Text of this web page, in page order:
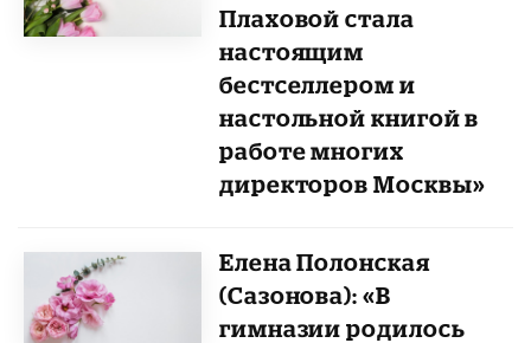
Плаховой стала
настоящим
бестселлером и
настольной книгой в
работе многих
директоров Москвы»
Елена Полонская
(Сазонова): «В
гимназии родилось